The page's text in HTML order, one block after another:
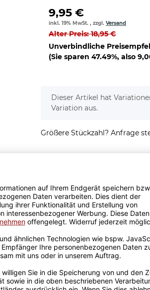
9,95 €
inkl. 19% MwSt. , zzgl. Versand
Alter Preis: 18,95 €
Unverbindliche
(Sie sparen 47.49%, also
x
Dieser Artikel hat
Variation aus.
Größere Stückzahl? Anfrage
Produktion in
Passende Verpackungen